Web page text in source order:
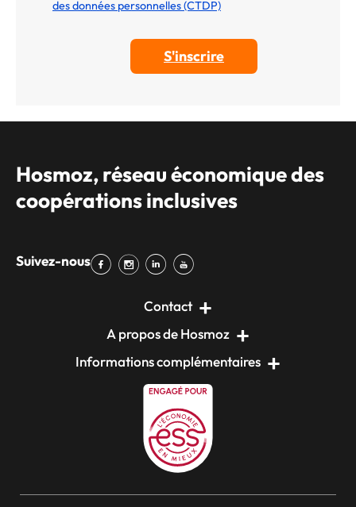
des données personnelles (CTDP)
Hosmoz, réseau économique des
coopérations inclusives
Suivez-nous
Contact
A propos de Hosmoz
Informations complémentaires